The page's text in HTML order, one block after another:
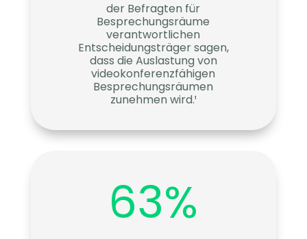
der Befragten für
Besprechungsräume
verantwortlichen
Entscheidungsträger sagen,
dass die Auslastung von
videokonferenzfähigen
Besprechungsräumen
zunehmen wird.¹
63%